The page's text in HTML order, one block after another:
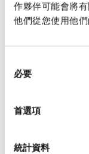
作夥伴可能會將
他們從您使用他
必要
首選項
統計資料
規格
審美規範
環境規範
功能規格
機械規格